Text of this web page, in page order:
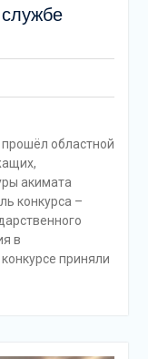
службе
областной
акимата
конкурса –
в
приняли